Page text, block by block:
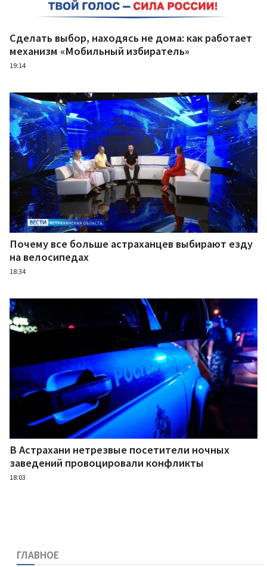
Сделать выбор, находясь не дома: как работает
механизм «Мобильный избиратель»
19:14
Почему все больше астраханцев выбирают езду
на велосипедах
18:34
В Астрахани нетрезвые посетители ночных
заведений провоцировали конфликты
18:03
ГЛАВНОЕ